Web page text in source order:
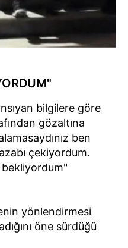
bilgilere göre
gözaltına
ben
çekiyordum.
bekliyordum"
yönlendirmesi
öne sürdüğü